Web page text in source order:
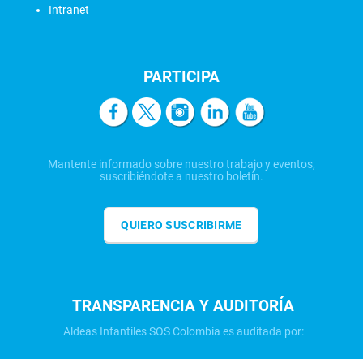
Intranet
PARTICIPA
Mantente informado sobre nuestro trabajo y eventos,
suscribiéndote a nuestro boletín.
QUIERO SUSCRIBIRME
TRANSPARENCIA Y AUDITORÍA
Aldeas Infantiles SOS Colombia es auditada por: